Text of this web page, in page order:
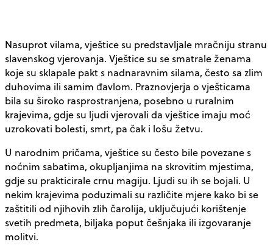
Nasuprot vilama, vještice su predstavljale mračniju stranu
slavenskog vjerovanja. Vještice su se smatrale ženama
koje su sklapale pakt s nadnaravnim silama, često sa zlim
duhovima ili samim đavlom. Praznovjerja o vješticama
bila su široko rasprostranjena, posebno u ruralnim
krajevima, gdje su ljudi vjerovali da vještice imaju moć
uzrokovati bolesti, smrt, pa čak i lošu žetvu.
U narodnim pričama, vještice su često bile povezane s
noćnim sabatima, okupljanjima na skrovitim mjestima,
gdje su prakticirale crnu magiju. Ljudi su ih se bojali. U
nekim krajevima poduzimali su različite mjere kako bi se
zaštitili od njihovih zlih čarolija, uključujući korištenje
svetih predmeta, biljaka poput češnjaka ili izgovaranje
molitvi.